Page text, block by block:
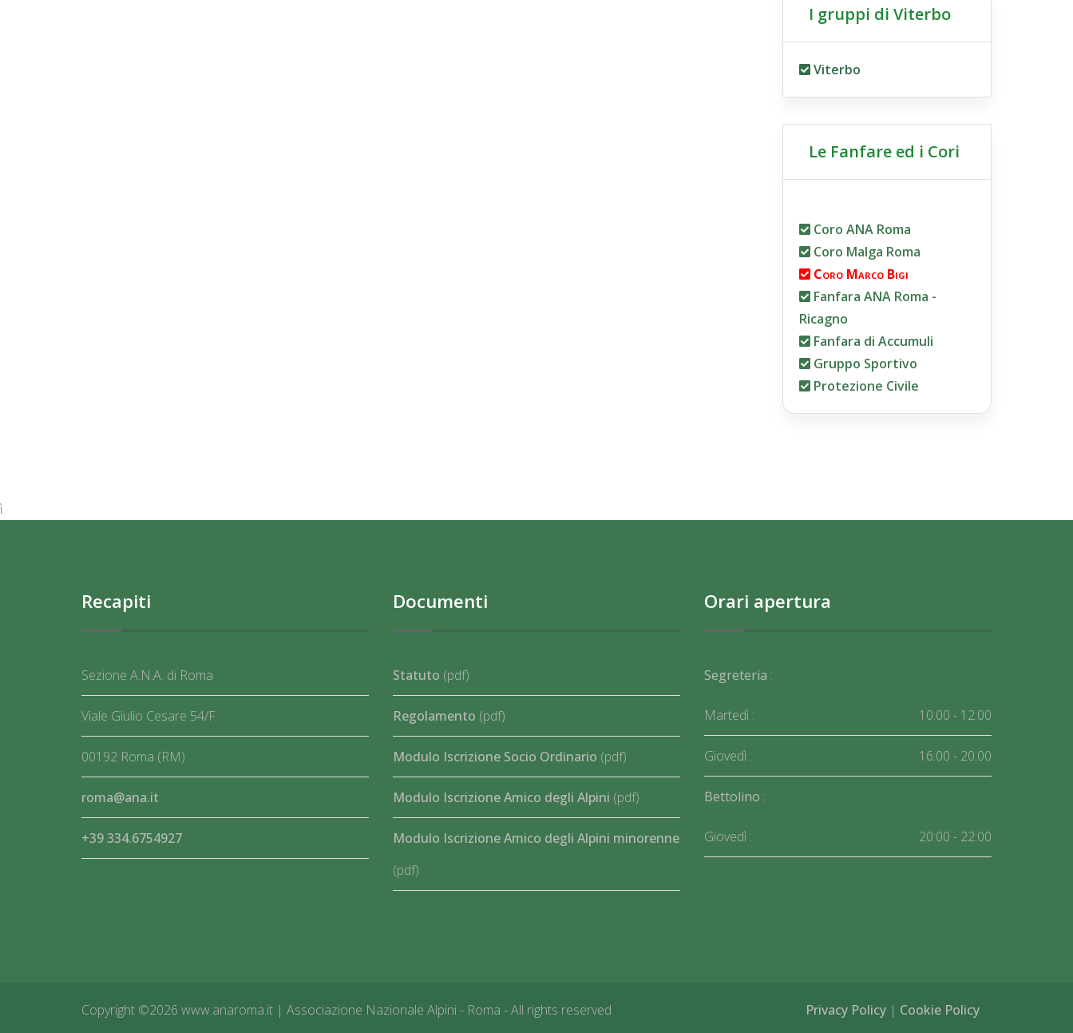
I gruppi di Viterbo
Viterbo
Le Fanfare ed i Cori
Coro ANA Roma
Coro Malga Roma
Coro Marco Bigi
Fanfara ANA Roma -
Ricagno
Fanfara di Accumuli
Gruppo Sportivo
Protezione Civile
ì
Recapiti
Sezione A.N.A. di Roma
Viale Giulio Cesare 54/F
00192 Roma (RM)
roma@ana.it
+39 334.6754927
Documenti
Statuto (pdf)
Regolamento (pdf)
Modulo Iscrizione Socio Ordinario (pdf)
Modulo Iscrizione Amico degli Alpini (pdf)
Modulo Iscrizione Amico degli Alpini minorenne
(pdf)
Orari apertura
Segreteria :
Martedì : 10:00 - 12:00
Giovedì : 16:00 - 20:00
Bettolino :
Giovedì : 20:00 - 22:00
Copyright ©2026 www.anaroma.it | Associazione Nazionale Alpini - Roma - All rights reserved Privacy Policy | Cookie Policy